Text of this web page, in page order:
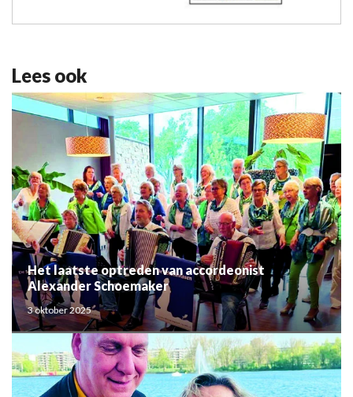
Lees ook
Het laatste optreden van accordeonist
Alexander Schoemaker
3 oktober 2025